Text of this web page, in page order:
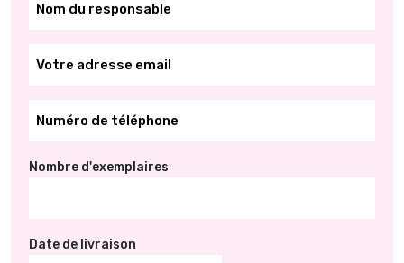
Nombre d'exemplaires
Date de livraison